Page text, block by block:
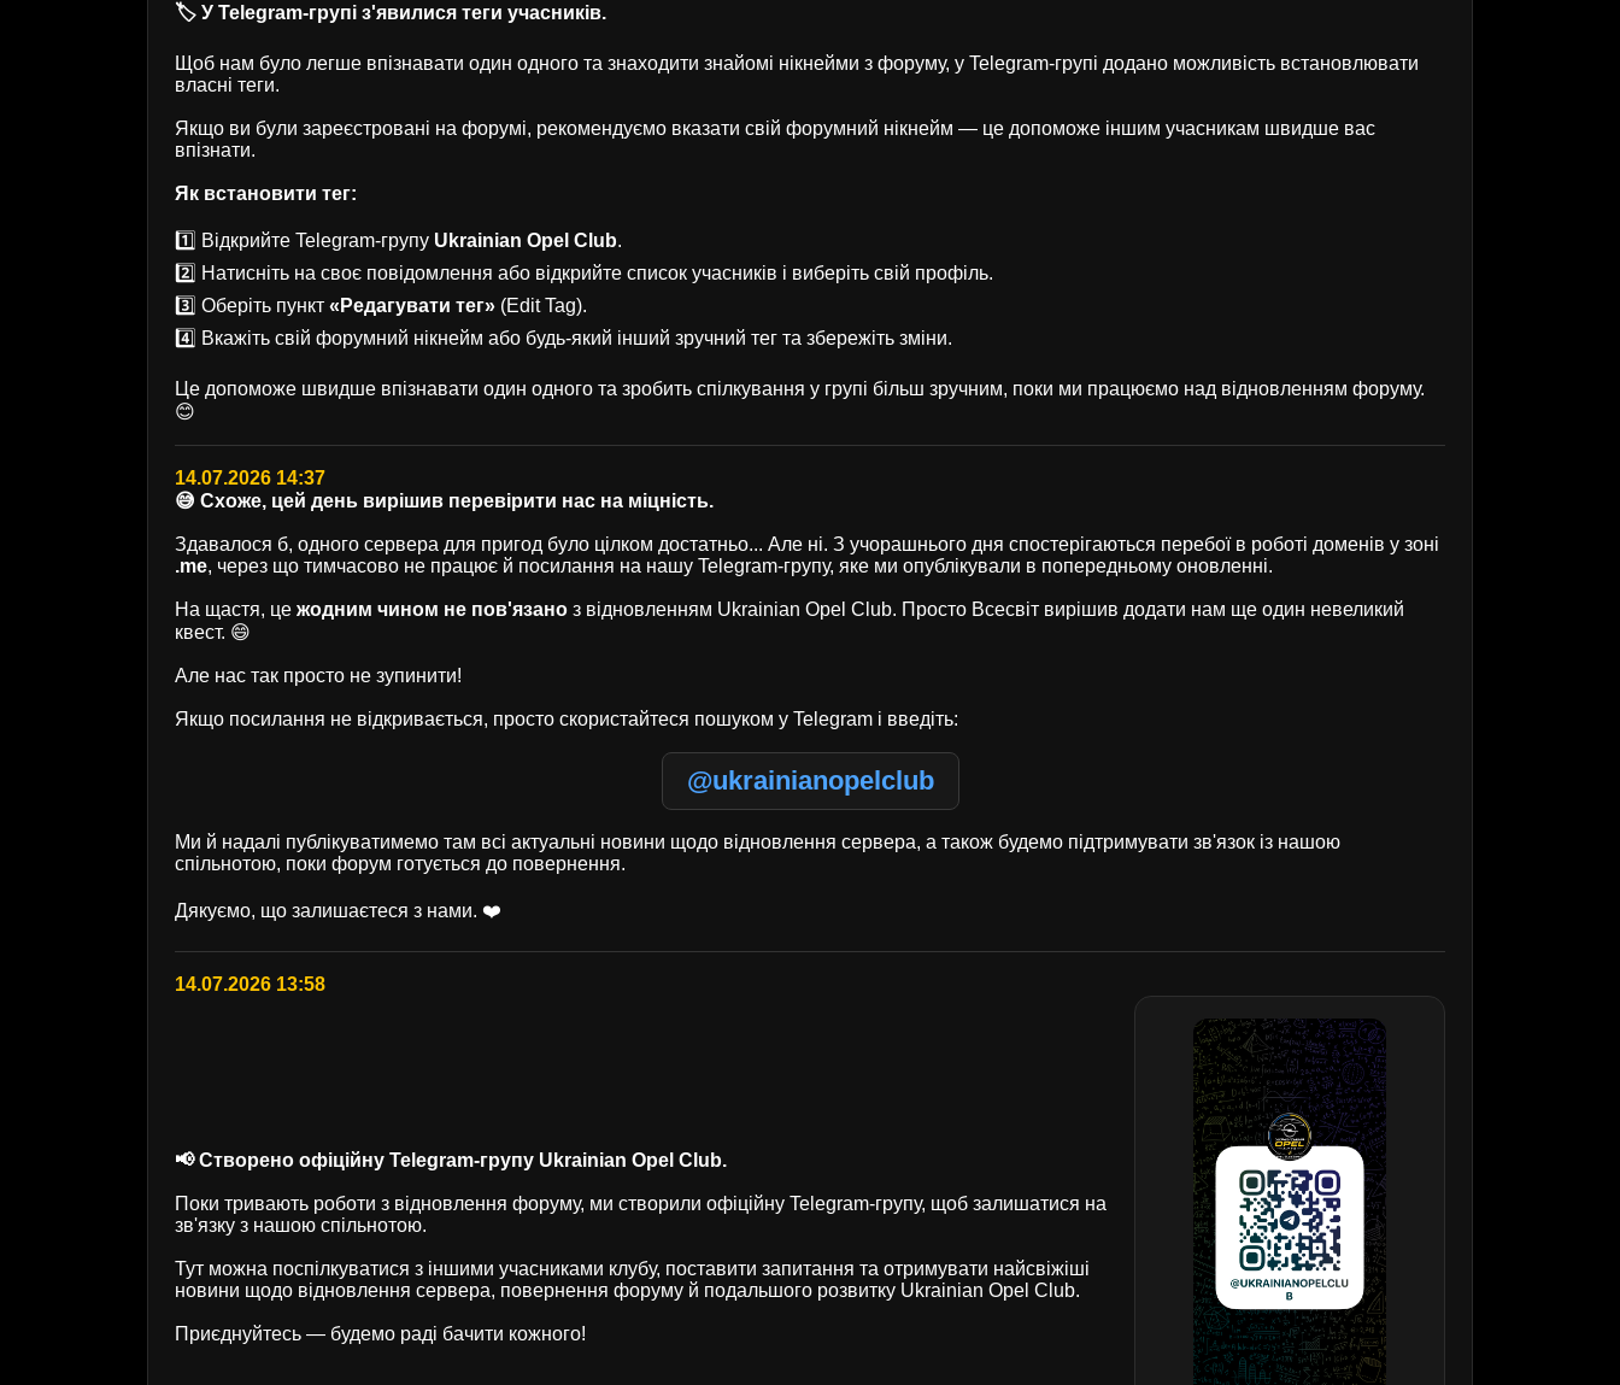
🏷️ У Telegram-групі з'явилися теги учасників.
Щоб нам було легше впізнавати один одного та знаходити знайомі нікнейми з форуму, у Telegram-групі додано можливість встановлювати
власні теги.
Якщо ви були зареєстровані на форумі, рекомендуємо вказати свій форумний нікнейм — це допоможе іншим учасникам швидше вас
впізнати.
Як встановити тег:
1️⃣ Відкрийте Telegram-групу Ukrainian Opel Club.
2️⃣ Натисніть на своє повідомлення або відкрийте список учасників і виберіть свій профіль.
3️⃣ Оберіть пункт «Редагувати тег» (Edit Tag).
4️⃣ Вкажіть свій форумний нікнейм або будь-який інший зручний тег та збережіть зміни.
Це допоможе швидше впізнавати один одного та зробить спілкування у групі більш зручним, поки ми працюємо над відновленням форуму.
😊
14.07.2026 14:37
😅 Схоже, цей день вирішив перевірити нас на міцність.
Здавалося б, одного сервера для пригод було цілком достатньо... Але ні. З учорашнього дня спостерігаються перебої в роботі доменів у зоні
.me, через що тимчасово не працює й посилання на нашу Telegram-групу, яке ми опублікували в попередньому оновленні.
На щастя, це жодним чином не пов'язано з відновленням Ukrainian Opel Club. Просто Всесвіт вирішив додати нам ще один невеликий
квест. 😄
Але нас так просто не зупинити!
Якщо посилання не відкривається, просто скористайтеся пошуком у Telegram і введіть:
@ukrainianopelclub
Ми й надалі публікуватимемо там всі актуальні новини щодо відновлення сервера, а також будемо підтримувати зв'язок із нашою
спільнотою, поки форум готується до повернення.
Дякуємо, що залишаєтеся з нами. ❤️
14.07.2026 13:58
📢 Створено офіційну Telegram-групу Ukrainian Opel Club.
Поки тривають роботи з відновлення форуму, ми створили офіційну Telegram-групу, щоб залишатися на
зв'язку з нашою спільнотою.
Тут можна поспілкуватися з іншими учасниками клубу, поставити запитання та отримувати найсвіжіші
новини щодо відновлення сервера, повернення форуму й подальшого розвитку Ukrainian Opel Club.
Приєднуйтесь — будемо раді бачити кожного!